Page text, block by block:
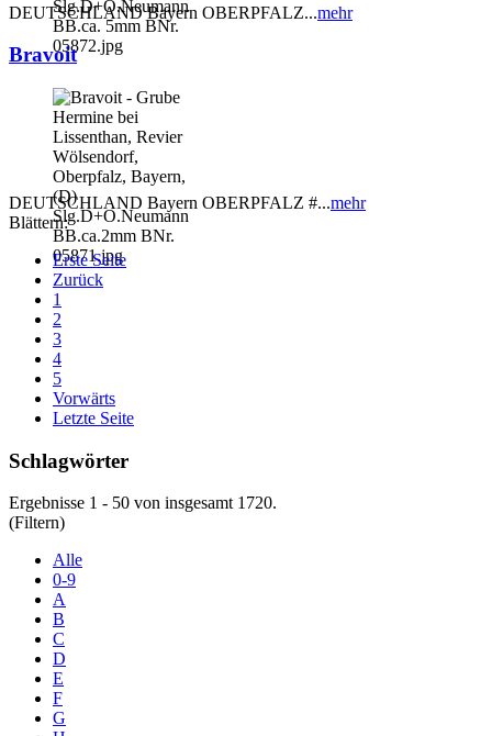
DEUTSCHLAND Bayern OBERPFALZ...mehr
Bravoit
DEUTSCHLAND Bayern OBERPFALZ #...mehr
Blättern:
Erste Seite
Zurück
1
2
3
4
5
Vorwärts
Letzte Seite
Schlagwörter
Ergebnisse 1 - 50 von insgesamt 1720.
(Filtern)
Alle
0-9
A
B
C
D
E
F
G